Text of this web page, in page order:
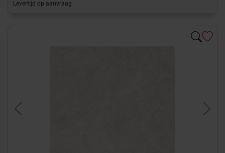
Levertijd op aanvraag
Previous Next